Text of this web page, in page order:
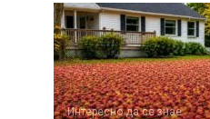
Интересно да се знае